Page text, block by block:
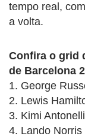
tempo real,
a volta.
Confira o grid
de Barcelona
1. George
2. Lewis
3. Kimi
4. Lando